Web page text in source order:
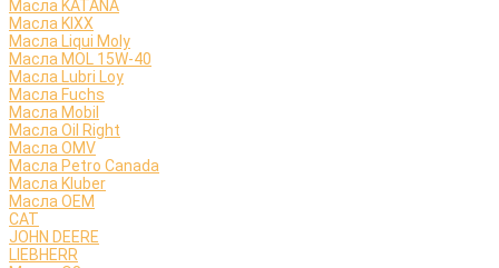
Масла KATANA
Масла KIXX
Масла Liqui Moly
Масла MOL 15W-40
Масла Lubri Loy
Масла Fuchs
Масла Mobil
Масла Oil Right
Масла OMV
Масла Petro Canada
Масла Kluber
Масла OEM
CAT
JOHN DEERE
LIEBHERR